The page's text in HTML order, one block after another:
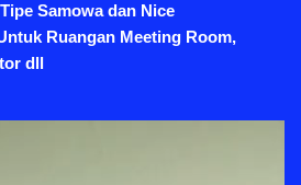
Samowa dan Nice
Ruangan Meeting Room,
dll